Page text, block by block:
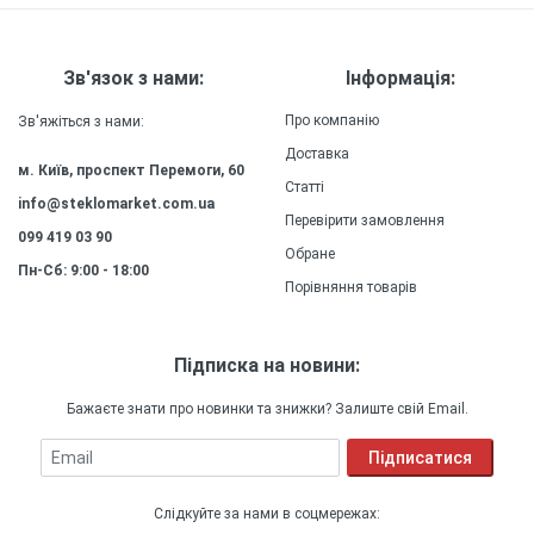
довговічність, зберігаючи зовнішній вигляд та
якість захисту на довгий час.
Зв'язок з нами:
Зв'яжіться з нами:
м. Київ, проспект Перемоги, 60
info@steklomarket.com.ua
099 419 03 90
Пн-Сб: 9:00 - 18:00
Інформація:
Про компанію
Доставка
Статті
Перевірити замовлення
Обране
Порівняння товарів
Підписка на новини:
Бажаєте знати про новинки та знижки? Залиште свій Email.
Email Підписатися
Слідкуйте за нами в соцмережах: